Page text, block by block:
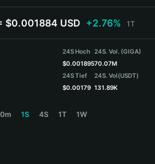
$0.001884 USD +2.76% 1T
24S Hoch
$0.001895
24S Tief
$0.00179
24S. Vol. (GIGA)
70.07M
24S. Vol(USDT)
131.89K
1S 4S 1T 1W